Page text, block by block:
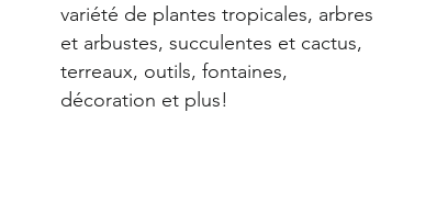
variété de plantes tropicales, arbres
et arbustes, succulentes et cactus,
terreaux, outils, fontaines,
décoration et plus!